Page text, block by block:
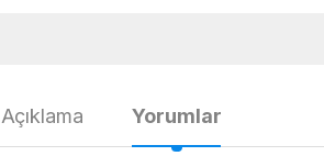
Açıklama Yorumlar